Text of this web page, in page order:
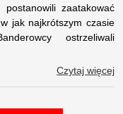
zaatakować
jak najkrótszym czasie
ostrzeliwali
Czytaj więcej